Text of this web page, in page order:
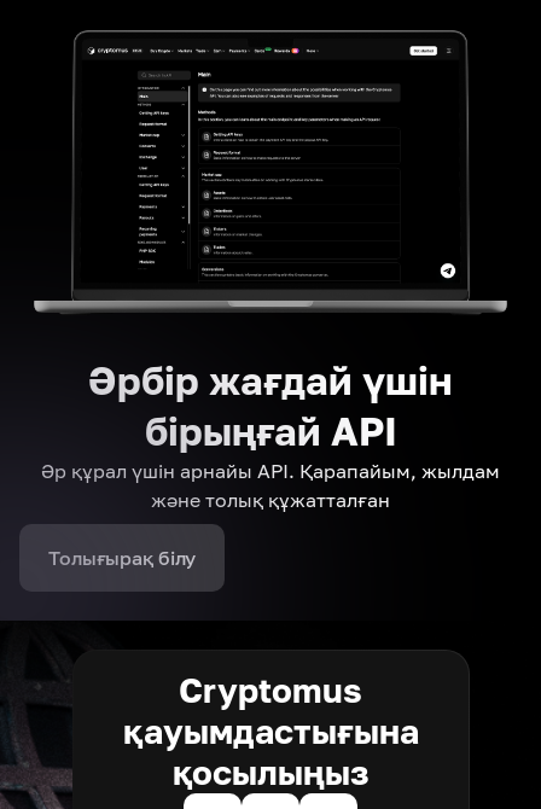
Әрбір жағдай үшін
бірыңғай API
Әр құрал үшін арнайы API. Қарапайым, жылдам
және толық құжатталған
Толығырақ білу
Cryptomus
қауымдастығына
қосылыңыз